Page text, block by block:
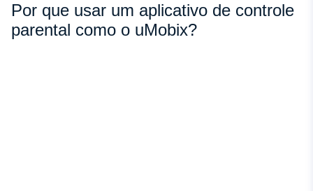
Por que usar um aplicativo de controle
parental como o uMobix?